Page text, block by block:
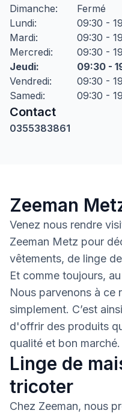
Dimanche:
Fermé
Lundi:
09:30 -
Mardi:
09:30 -
Mercredi:
09:30 -
Jeudi:
09:30 -
Vendredi:
09:30 -
Samedi: 09:30 -
Contact
0355383861
Zeeman
Venez nous rendre
Zeeman Metz pour
vêtements, de linge
Et comme toujours,
Nous parvenons à ce
simplement. C’est
d'offrir des produits
qualité et bon marché.
Linge de
tricoter
Chez Zeeman, nous